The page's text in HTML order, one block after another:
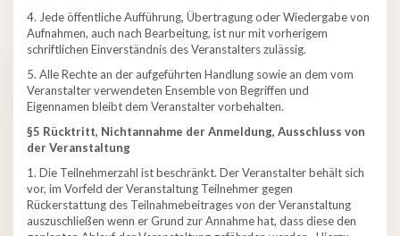
4. Jede öffentliche Aufführung, Übertragung oder Wiedergabe von
Aufnahmen, auch nach Bearbeitung, ist nur mit vorherigem
schriftlichen Einverständnis des Veranstalters zulässig.
5. Alle Rechte an der aufgeführten Handlung sowie an dem vom
Veranstalter verwendeten Ensemble von Begriffen und
Eigennamen bleibt dem Veranstalter vorbehalten.
§5 Rücktritt, Nichtannahme der Anmeldung, Ausschluss von
der Veranstaltung
1. Die Teilnehmerzahl ist beschränkt. Der Veranstalter behält sich
vor, im Vorfeld der Veranstaltung Teilnehmer gegen
Rückerstattung des Teilnahmebeitrages von der Veranstaltung
auszuschließen wenn er Grund zur Annahme hat, dass diese den